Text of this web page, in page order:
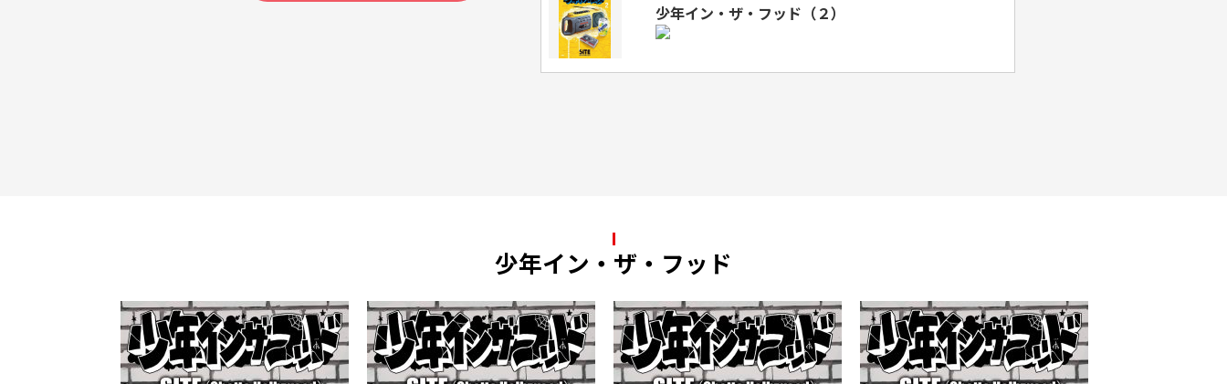
少年イン・ザ・フッド（２）
少年イン・ザ・フッド